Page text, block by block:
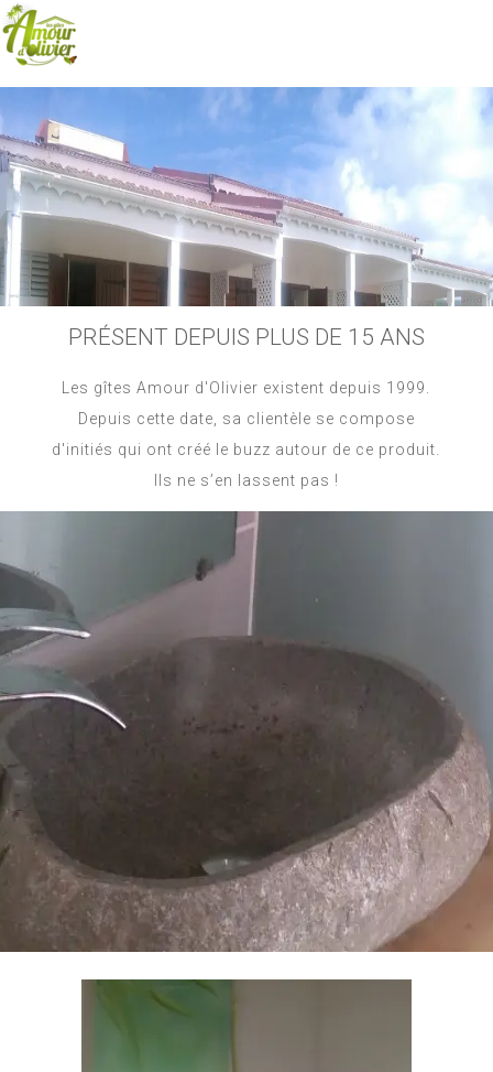
BIENVENUE AUX GITES
AMOUR D'OLIVIER
PRÉSENT DEPUIS PLUS DE 15 ANS
Les gîtes Amour d'Olivier existent depuis 1999.
Depuis cette date, sa clientèle se compose
d'initiés qui ont créé le buzz autour de ce produit.
Ils ne s’en lassent pas !